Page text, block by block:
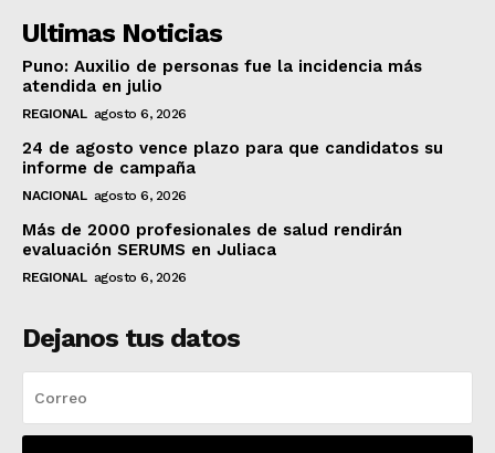
Ultimas Noticias
Puno: Auxilio de personas fue la incidencia más
atendida en julio
REGIONAL agosto 6, 2026
24 de agosto vence plazo para que candidatos su
informe de campaña
NACIONAL agosto 6, 2026
Más de 2000 profesionales de salud rendirán
evaluación SERUMS en Juliaca
REGIONAL agosto 6, 2026
Dejanos tus datos